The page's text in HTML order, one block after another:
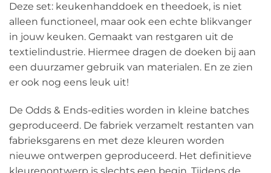
Deze set: keukenhanddoek en theedoek, is niet
alleen functioneel, maar ook een echte blikvanger
in jouw keuken. Gemaakt van restgaren uit de
textielindustrie. Hiermee dragen de doeken bij aan
een duurzamer gebruik van materialen. En ze zien
er ook nog eens leuk uit!
De Odds & Ends-edities worden in kleine batches
geproduceerd. De fabriek verzamelt restanten van
fabrieksgarens en met deze kleuren worden
nieuwe ontwerpen geproduceerd. Het definitieve